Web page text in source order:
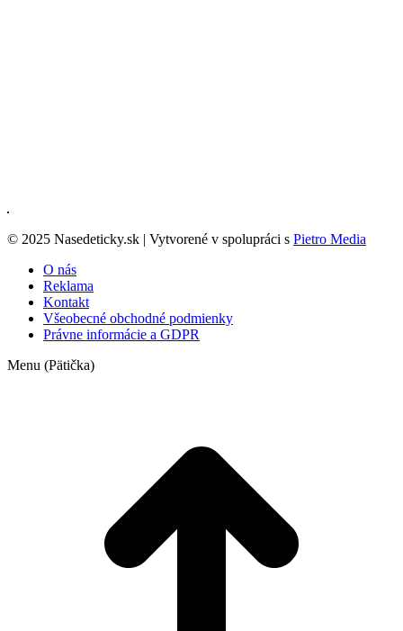
© 2025 Nasedeticky.sk | Vytvorené v spolupráci s Pietro Media
O nás
Reklama
Kontakt
Všeobecné obchodné podmienky
Právne informácie a GDPR
Menu (Pätička)